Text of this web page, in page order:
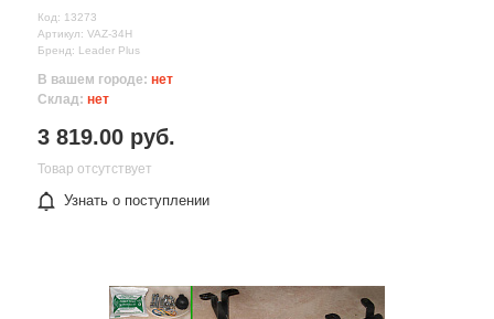
Код: 13273
Артикул: VAZ-34Н
Бренд: Leader Plus
В вашем городе: нет
Склад: нет
3 819.00 руб.
Товар отсутствует
Узнать о поступлении